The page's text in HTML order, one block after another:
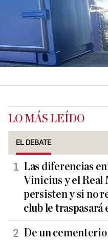
LO MÁS LEÍDO
EL DEBATE
Las diferencias
Vinicius y el Real
persisten y si no
club le traspasará
De un cementerio